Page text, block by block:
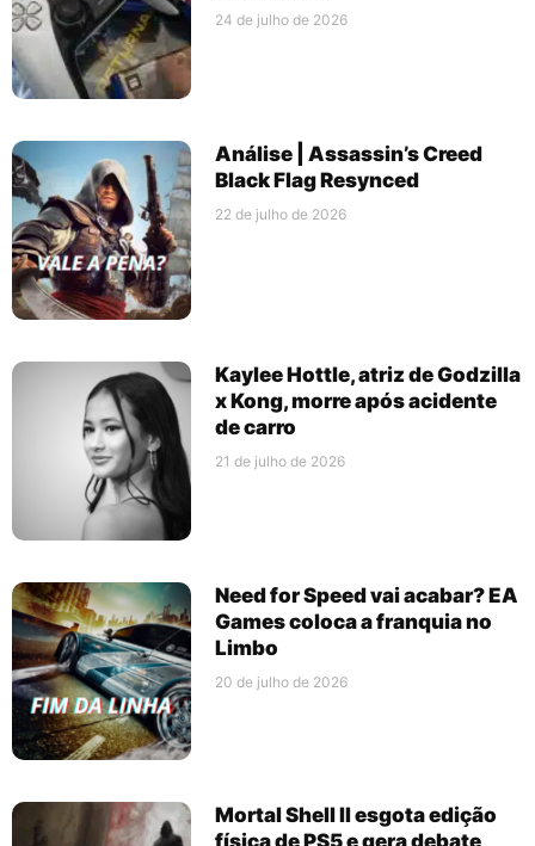
24 de julho de 2026
Análise | Assassin’s Creed
Black Flag Resynced
22 de julho de 2026
Kaylee Hottle, atriz de Godzilla
x Kong, morre após acidente
de carro
21 de julho de 2026
Need for Speed vai acabar? EA
Games coloca a franquia no
Limbo
20 de julho de 2026
Mortal Shell II esgota edição